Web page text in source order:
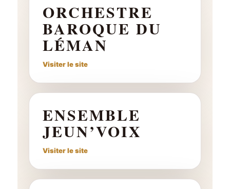
ORCHESTRE
BAROQUE DU
LÉMAN
Visiter le site
ENSEMBLE
JEUN’VOIX
Visiter le site